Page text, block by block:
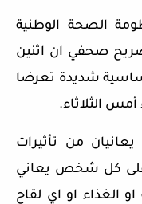
الصحة الوطنية
صحفي ان اثنين
شديدة تعرضا
الثلاثاء.
يعانيان من تأثيرات
كل شخص يعاني
الغذاء او اي لقاح